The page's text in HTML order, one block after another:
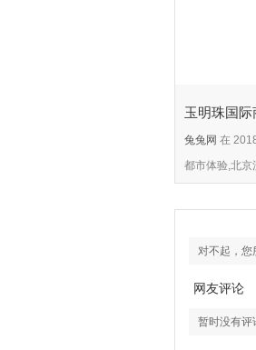
玉明珠国
兔兔网 在
都市体验,北京
对不起，您
网友评论
暂时没有评